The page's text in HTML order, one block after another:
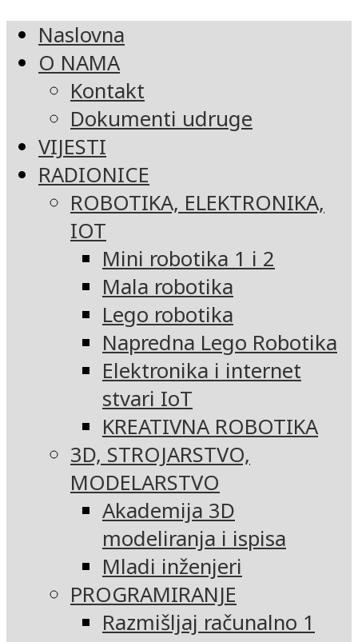
Naslovna
O NAMA
Kontakt
Dokumenti udruge
VIJESTI
RADIONICE
ROBOTIKA, ELEKTRONIKA,
IOT
Mini robotika 1 i 2
Mala robotika
Lego robotika
Napredna Lego Robotika
Elektronika i internet
stvari IoT
KREATIVNA ROBOTIKA
3D, STROJARSTVO,
MODELARSTVO
Akademija 3D
modeliranja i ispisa
Mladi inženjeri
PROGRAMIRANJE
Razmišljaj računalno 1